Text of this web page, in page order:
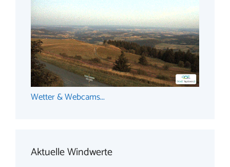
Wetter & Webcams...
Aktuelle Windwerte